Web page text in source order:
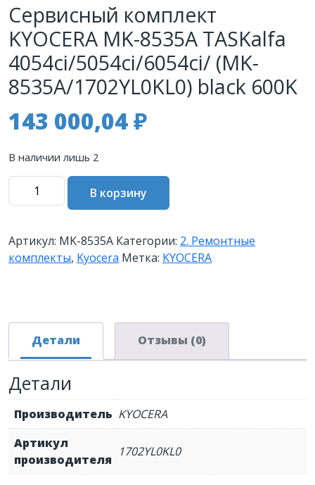
Сервисный комплект
KYOCERA MK-8535A TASKalfa
4054ci/5054ci/6054ci/ (MK-
8535A/1702YL0KL0) black 600K
143 000,04₽
В наличии лишь 2
Количество
товара
комплект
KYOCERA
MK-
4054ci/5054ci/6054ci/
600K
В корзину
Артикул: MK-8535A Категории: 2. Ремонтные
комплекты, Kyocera Метка: KYOCERA
Детали Отзывы (0)
Детали
Производитель KYOCERA
Артикул
производителя
1702YL0KL0